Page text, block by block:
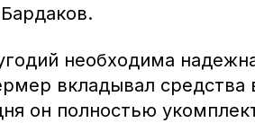
необходима
вкладывал средства
он полностью